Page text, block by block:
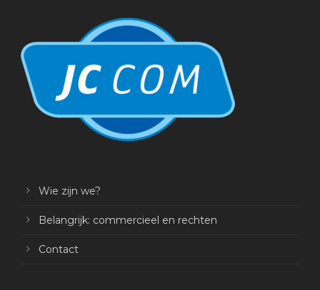
Wie zijn we?
Belangrijk: commercieel en rechten
Contact